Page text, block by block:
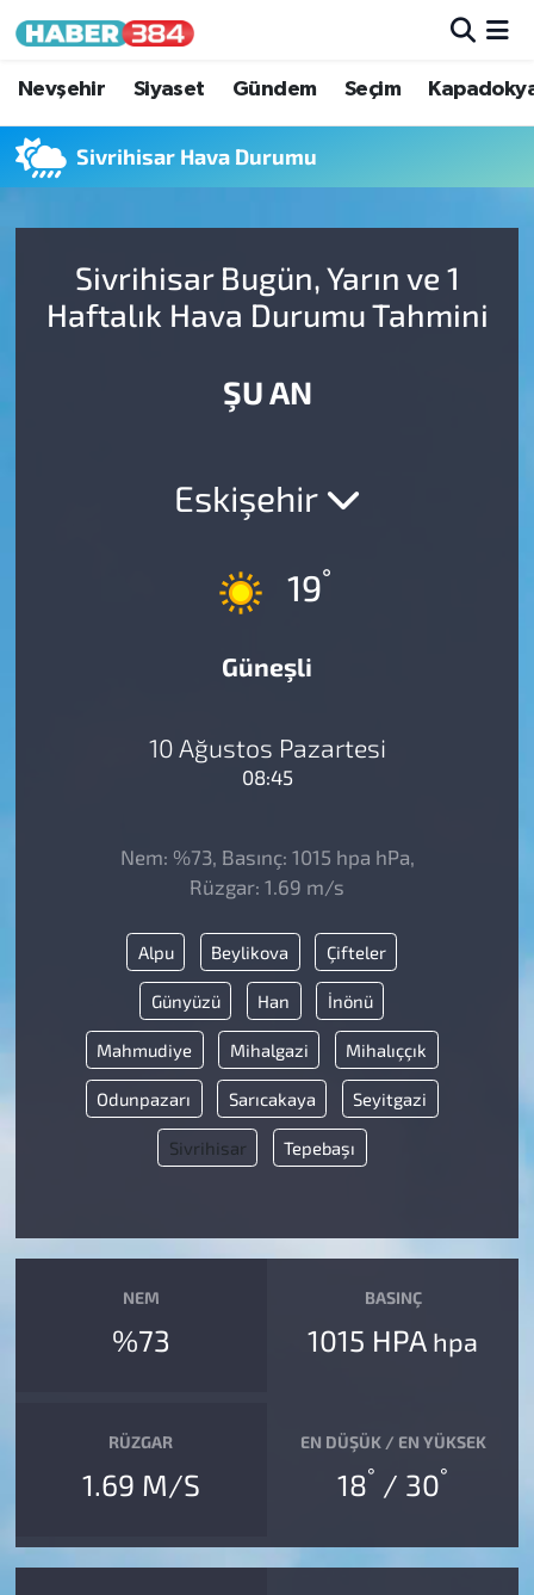
Nevşehir Siyaset Gündem Seçim
Sivrihisar Hava Durumu
Sivrihisar Bugün, Yarın ve 1
Haftalık Hava Durumu Tahmini
ŞU AN
Eskişehir
19°
Güneşli
10 Ağustos Pazartesi
08:45
Nem: %73, Basınç: 1015 hpa hPa,
Rüzgar: 1.69 m/s
Alpu Beylikova Çifteler
Günyüzü Han İnönü
Mahmudiye Mihalgazi Mihalıççık
Odunpazarı Sarıcakaya Seyitgazi
Sivrihisar Tepebaşı
NEM
%73
BASINÇ
1015 HPA hpa
RÜZGAR
1.69 M/S
EN DÜŞÜK / EN YÜKSEK
18° / 30°
Nöbetçi Eczaneler
Hava Durumu
Süper Lig Puan Durumu ve Fikstür
Tüm Manşetler
Son Dakika Haberleri